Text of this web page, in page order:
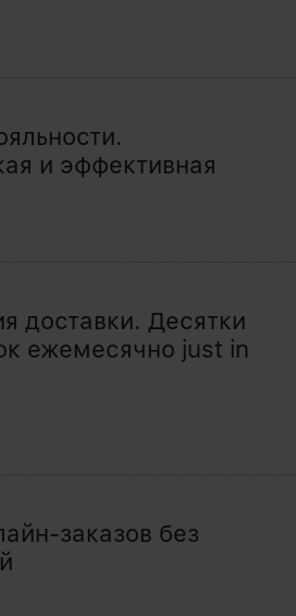
и эффективная
доставки. Десятки
ежемесячно just in
заказов без